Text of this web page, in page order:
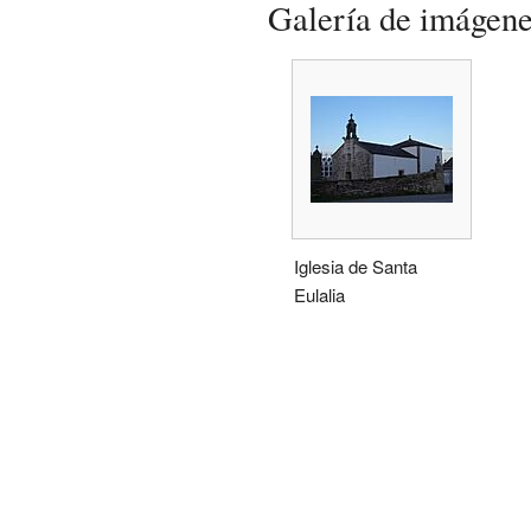
Galería de
Iglesia de Santa
Eulalia